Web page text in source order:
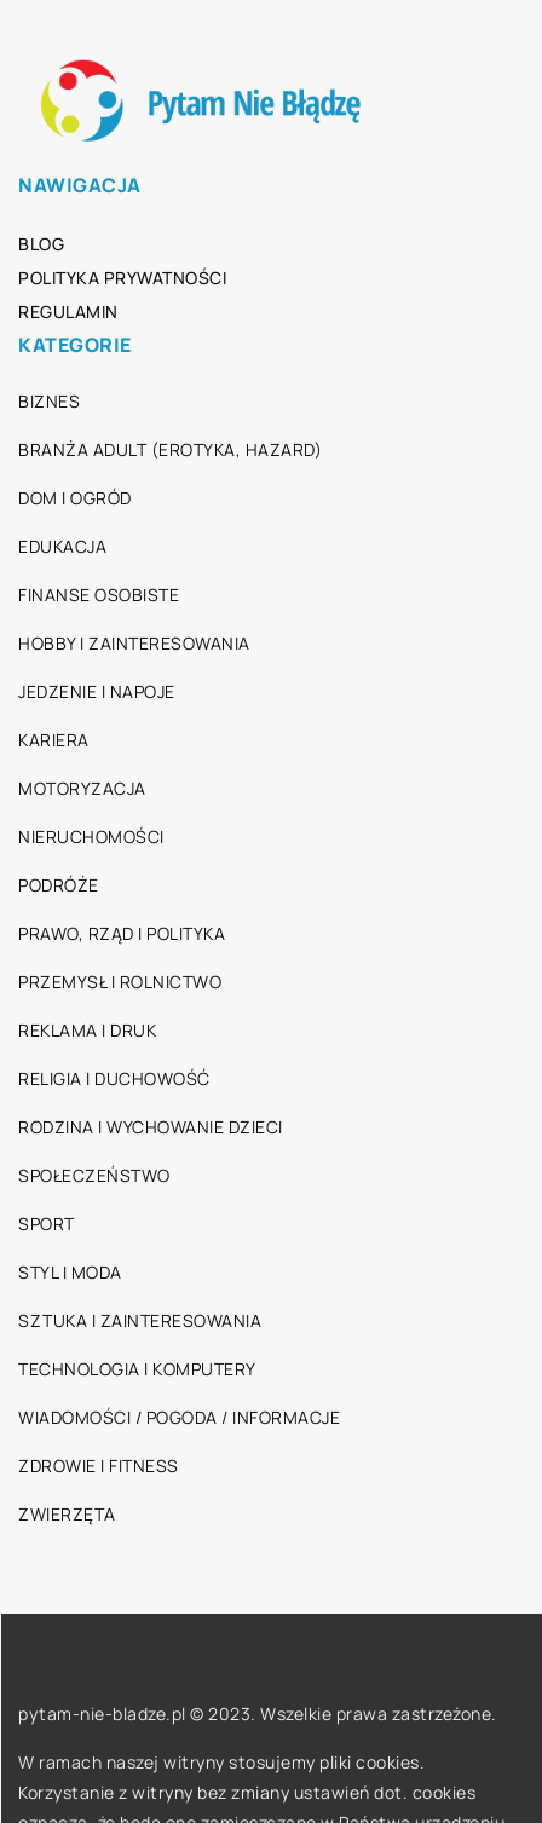
NAWIGACJA
BLOG
POLITYKA PRYWATNOŚCI
REGULAMIN
KATEGORIE
BIZNES
BRANŻA ADULT (EROTYKA, HAZARD)
DOM I OGRÓD
EDUKACJA
FINANSE OSOBISTE
HOBBY I ZAINTERESOWANIA
JEDZENIE I NAPOJE
KARIERA
MOTORYZACJA
NIERUCHOMOŚCI
PODRÓŻE
PRAWO, RZĄD I POLITYKA
PRZEMYSŁ I ROLNICTWO
REKLAMA I DRUK
RELIGIA I DUCHOWOŚĆ
RODZINA I WYCHOWANIE DZIECI
SPOŁECZEŃSTWO
SPORT
STYL I MODA
SZTUKA I ZAINTERESOWANIA
TECHNOLOGIA I KOMPUTERY
WIADOMOŚCI / POGODA / INFORMACJE
ZDROWIE I FITNESS
ZWIERZĘTA
pytam-nie-bladze.pl © 2023. Wszelkie prawa zastrzeżone.
W ramach naszej witryny stosujemy pliki cookies.
Korzystanie z witryny bez zmiany ustawień dot. cookies